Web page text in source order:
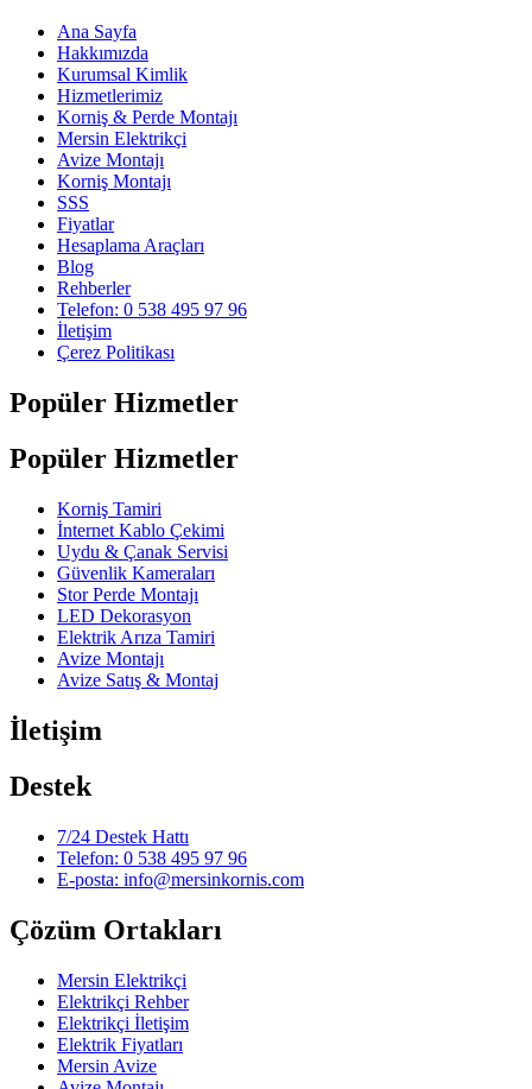
Ana Sayfa
Hakkımızda
Kurumsal Kimlik
Hizmetlerimiz
Korniş & Perde Montajı
Mersin Elektrikçi
Avize Montajı
Korniş Montajı
SSS
Fiyatlar
Hesaplama Araçları
Blog
Rehberler
Telefon: 0 538 495 97 96
İletişim
Çerez Politikası
Popüler Hizmetler
Popüler Hizmetler
Korniş Tamiri
İnternet Kablo Çekimi
Uydu & Çanak Servisi
Güvenlik Kameraları
Stor Perde Montajı
LED Dekorasyon
Elektrik Arıza Tamiri
Avize Montajı
Avize Satış & Montaj
İletişim
Destek
7/24 Destek Hattı
Telefon: 0 538 495 97 96
E-posta: info@mersinkornis.com
Çözüm Ortakları
Mersin Elektrikçi
Elektrikçi Rehber
Elektrikçi İletişim
Elektrik Fiyatları
Mersin Avize